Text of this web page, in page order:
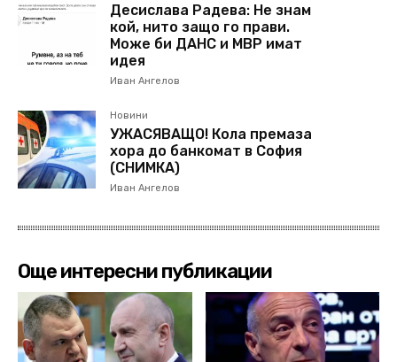
Десислава Радева: Не знам
кой, нито защо го прави.
Може би ДАНС и МВР имат
идея
Иван Ангелов
Новини
УЖАСЯВАЩО! Кола премаза
хора до банкомат в София
(СНИМКА)
Иван Ангелов
Още интересни публикации